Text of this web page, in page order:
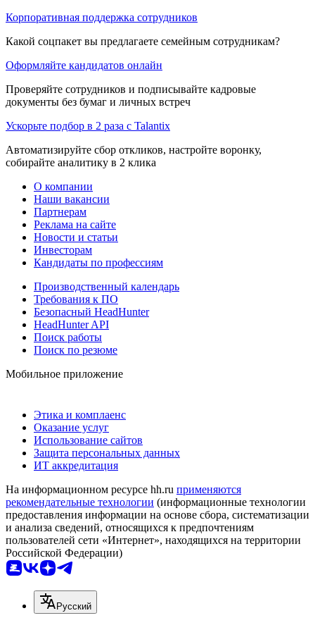
Корпоративная поддержка сотрудников
Какой соцпакет вы предлагаете семейным сотрудникам?
Оформляйте кандидатов онлайн
Проверяйте сотрудников и подписывайте кадровые
документы без бумаг и личных встреч
Ускорьте подбор в 2 раза с Talantix
Автоматизируйте сбор откликов, настройте воронку,
собирайте аналитику в 2 клика
О компании
Наши вакансии
Партнерам
Реклама на сайте
Новости и статьи
Инвесторам
Кандидаты по профессиям
Производственный календарь
Требования к ПО
Безопасный HeadHunter
HeadHunter API
Поиск работы
Поиск по резюме
Мобильное приложение
Этика и комплаенс
Оказание услуг
Использование сайтов
Защита персональных данных
ИТ аккредитация
На информационном ресурсе hh.ru применяются
рекомендательные технологии (информационные технологии
предоставления информации на основе сбора, систематизации
и анализа сведений, относящихся к предпочтениям
пользователей сети «Интернет», находящихся на территории
Российской Федерации)
Русский